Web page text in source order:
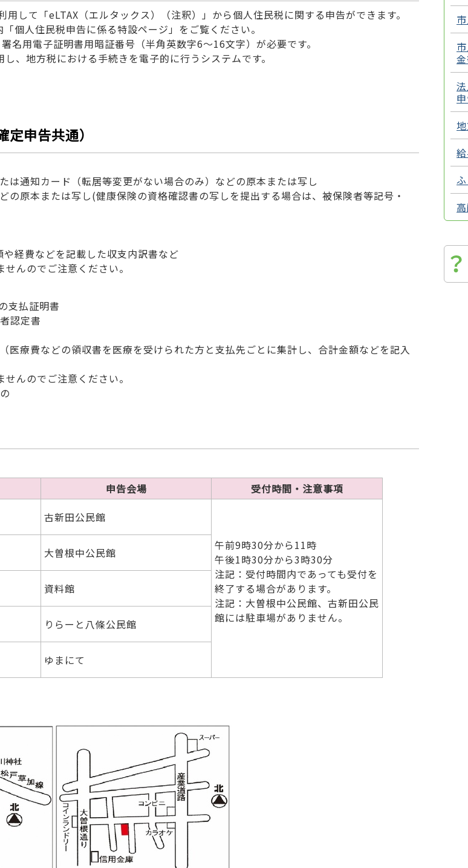
して「eLTAX（エルタックス）（注釈）」から個人住民税に関する申告ができます。
個人住民税申告に係る特設ページ」をご覧ください。
用電子証明書用暗証番号（半角英数字6～16文字）が必要です。
、地方税における手続きを電子的に行うシステムです。
申告共通）
通知カード（転居等変更がない場合のみ）などの原本または写し
原本または写し(健康保険の資格確認書の写しを提出する場合は、被保険者等記号・
経費などを記載した収支内訳書など
んのでご注意ください。
支払証明書
認定書
療費などの領収書を医療を受けられた方と支払先ごとに集計し、合計金額などを記入
んのでご注意ください。
申告会場
受付時間・注意事項
古新田公民館
午前9時30分から11時
午後1時30分から3時30分
注記：受付時間内であっても受付を
終了する場合があります。
注記：大曽根中公民館、古新田公民
館には駐車場がありません。
大曽根中公民館
資料館
りらーと八條公民館
ゆまにて